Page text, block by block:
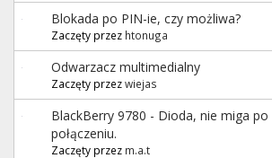
Blokada po PIN-ie, czy możliwa?
Zaczęty przez htonuga
Odwarzacz multimedialny
Zaczęty przezwiejas
BlackBerry 9780 - Dioda, nie miga
połączeniu.
Zaczęty przez m.a.t